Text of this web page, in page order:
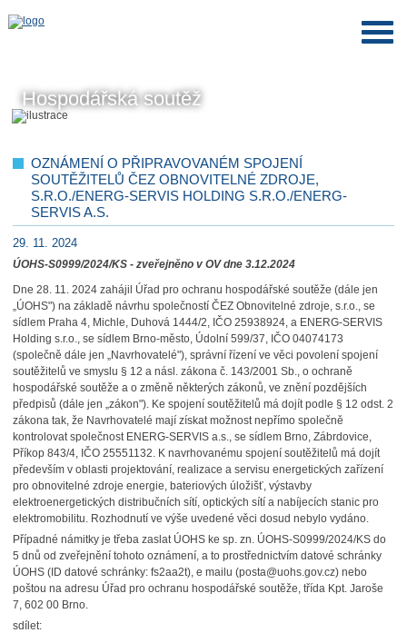
Hospodářská soutěž
OZNÁMENÍ O PŘIPRAVOVANÉM SPOJENÍ
SOUTĚŽITELŮ ČEZ OBNOVITELNÉ ZDROJE,
S.R.O./ENERG-SERVIS HOLDING S.R.O./ENERG-
SERVIS A.S.
29. 11. 2024
ÚOHS-S0999/2024/KS - zveřejněno v OV dne 3.12.2024
Dne 28. 11. 2024 zahájil Úřad pro ochranu hospodářské soutěže (dále jen
„ÚOHS") na základě návrhu společností ČEZ Obnovitelné zdroje, s.r.o., se
sídlem Praha 4, Michle, Duhová 1444/2, IČO 25938924, a ENERG-SERVIS
Holding s.r.o., se sídlem Brno-město, Údolní 599/37, IČO 04074173
(společně dále jen „Navrhovatelé"), správní řízení ve věci povolení spojení
soutěžitelů ve smyslu § 12 a násl. zákona č. 143/2001 Sb., o ochraně
hospodářské soutěže a o změně některých zákonů, ve znění pozdějších
předpisů (dále jen „zákon"). Ke spojení soutěžitelů má dojít podle § 12 odst. 2
zákona tak, že Navrhovatelé mají získat možnost nepřímo společně
kontrolovat společnost ENERG-SERVIS a.s., se sídlem Brno, Zábrdovice,
Příkop 843/4, IČO 25551132. K navrhovanému spojení soutěžitelů má dojít
především v oblasti projektování, realizace a servisu energetických zařízení
pro obnovitelné zdroje energie, bateriových úložišť, výstavby
elektroenergetických distribučních sítí, optických sítí a nabíjecích stanic pro
elektromobilitu. Rozhodnutí ve výše uvedené věci dosud nebylo vydáno.
Případné námitky je třeba zaslat ÚOHS ke sp. zn. ÚOHS-S0999/2024/KS do
5 dnů od zveřejnění tohoto oznámení, a to prostřednictvím datové schránky
ÚOHS (ID datové schránky: fs2aa2t), e mailu (posta@uohs.gov.cz) nebo
poštou na adresu Úřad pro ochranu hospodářské soutěže, třída Kpt. Jaroše
7, 602 00 Brno.
sdílet: